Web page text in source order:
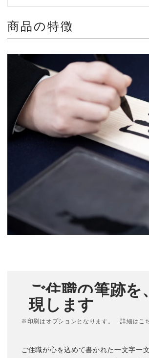
商品の特徴
ご住職の筆跡
現します
※印刷はオプションとなります。詳細はこ
ご住職が心を込めて書かれた一文字一